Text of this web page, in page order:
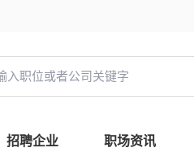
招聘企业 职场资讯